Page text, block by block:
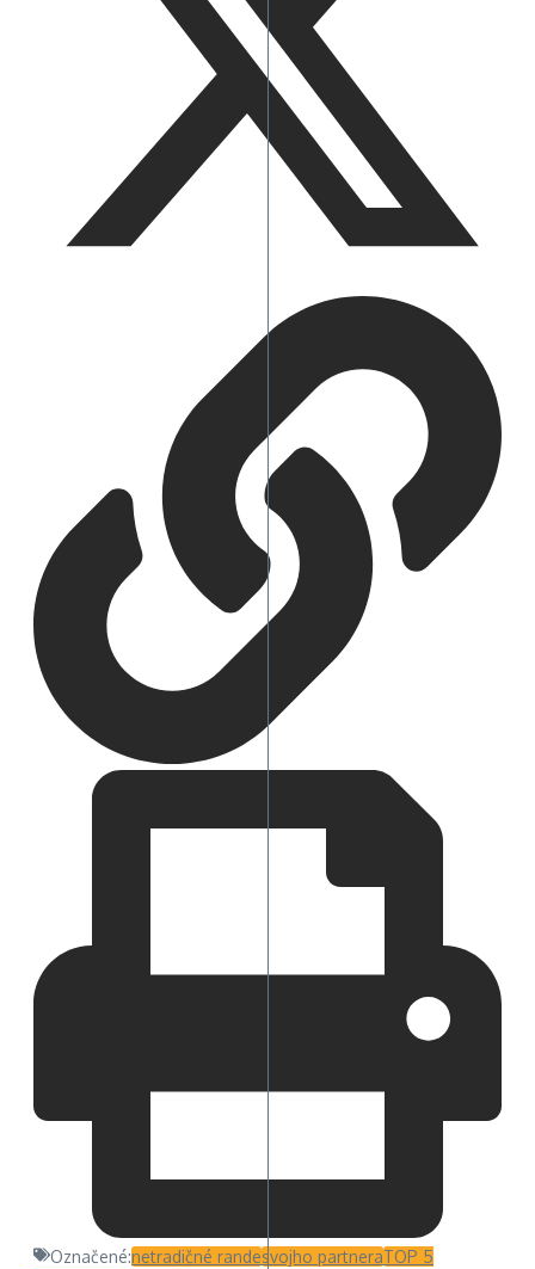
Označené:netradičné randesvojho partneraTOP 5